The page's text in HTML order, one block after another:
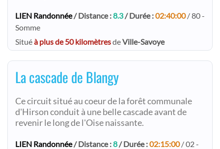
LIEN Randonnée/ Distance :8.3/ Durée :02:40:00/ 80 -
Somme
Situéà plus de 50 kilomètresdeVille-Savoye
La cascade de Blangy
Ce circuit situé au coeur de la forêt communale
d'Hirson conduit à une belle cascade avant de
revenir le long de l'Oise naissante.
LIEN Randonnée/ Distance :8/ Durée :02:15:00/ 02 -